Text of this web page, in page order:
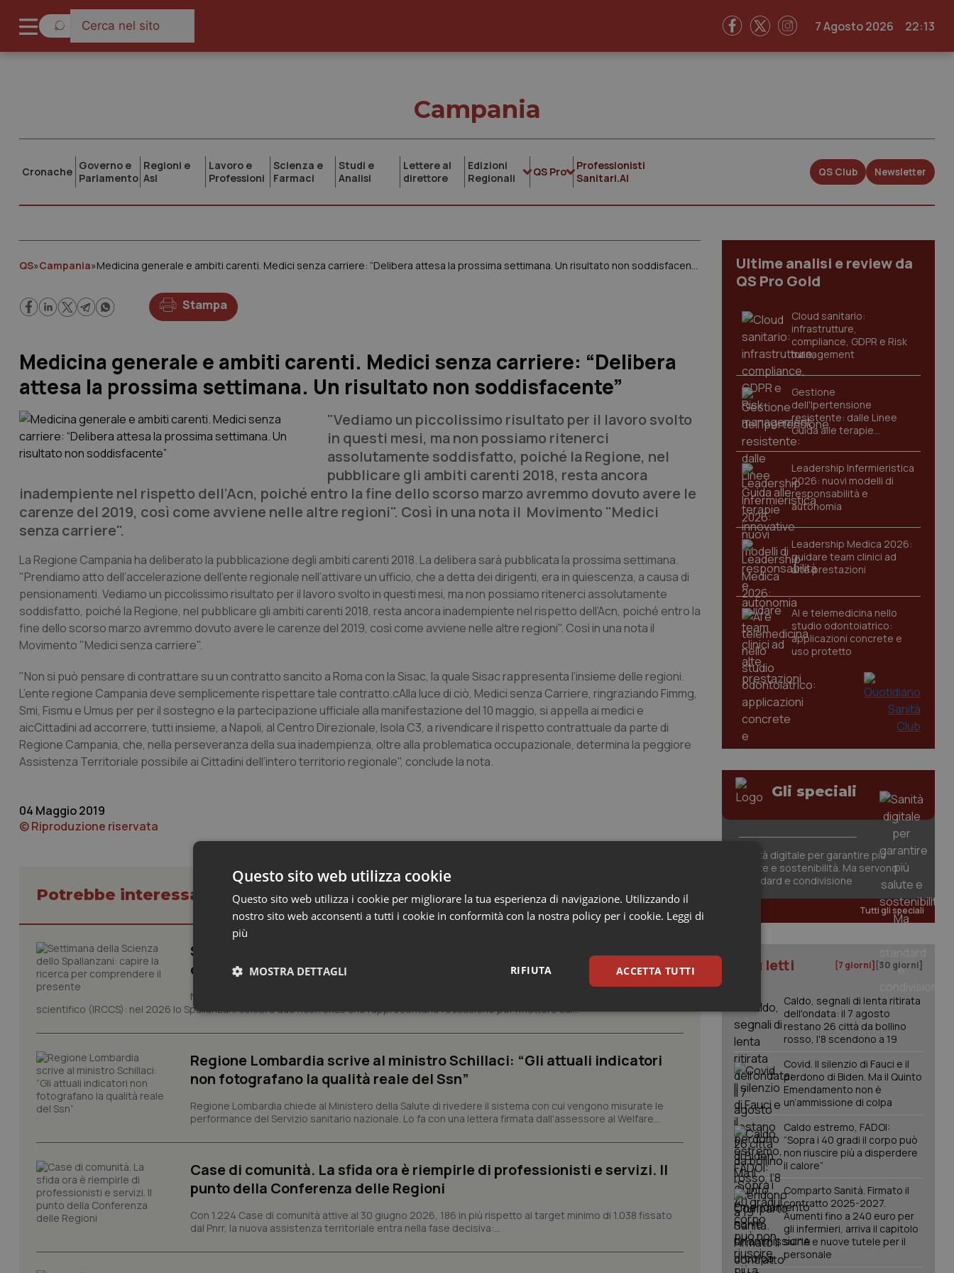
7 Agosto 2026 22:13
Campania
Cronache Governo e
Parlamento
Regioni e
Asl
Lavoro e
Professioni
Scienza e
Farmaci
Studi e
Analisi
Lettere al
direttore
Edizioni
Regionali
QS Pro
Professionisti
Sanitari.AI
QS Club Newsletter
QS»Campania» Medicina generale e ambiti carenti. Medici senza carriere: “Delibera attesa la prossima settimana. Un risultato non soddisfacente”
Stampa
Medicina generale e ambiti carenti. Medici senza carriere: “Delibera
attesa la prossima settimana. Un risultato non soddisfacente”
"Vediamo un piccolissimo risultato per il lavoro svolto
in questi mesi, ma non possiamo ritenerci
assolutamente soddisfatto, poiché la Regione, nel
pubblicare gli ambiti carenti 2018, resta ancora
inadempiente nel rispetto dell’Acn, poiché entro la fine dello scorso marzo avremmo dovuto avere le
carenze del 2019, così come avviene nelle altre regioni". Così in una nota il Movimento "Medici
senza carriere".
La Regione Campania ha deliberato la pubblicazione degli ambiti carenti 2018. La delibera sarà pubblicata la prossima settimana.
"Prendiamo atto dell’accelerazione dell’ente regionale nell’attivare un ufficio, che a detta dei dirigenti, era in quiescenza, a causa di
pensionamenti. Vediamo un piccolissimo risultato per il lavoro svolto in questi mesi, ma non possiamo ritenerci assolutamente
soddisfatto, poiché la Regione, nel pubblicare gli ambiti carenti 2018, resta ancora inadempiente nel rispetto dell’Acn, poiché entro la
fine dello scorso marzo avremmo dovuto avere le carenze del 2019, così come avviene nelle altre regioni". Così in una nota il
Movimento "Medici senza carriere".
"Non si può pensare di contrattare su un contratto sancito a Roma con la Sisac, la quale Sisac rappresenta l’insieme delle regioni.
L’ente regione Campania deve semplicemente rispettare tale contratto.cAlla luce di ciò, Medici senza Carriere, ringraziando Fimmg,
Smi, Fismu e Umus per per il sostegno e la partecipazione ufficiale alla manifestazione del 10 maggio, si appella ai medici e
aicCittadini ad accorrere, tutti insieme, a Napoli, al Centro Direzionale, Isola C3, a rivendicare il rispetto contrattuale da parte di
Regione Campania, che, nella perseveranza della sua inadempienza, oltre alla problematica occupazionale, determina la peggiore
Assistenza Territoriale possibile ai Cittadini dell’intero territorio regionale", conclude la nota.
04 Maggio 2019
© Riproduzione riservata
Potrebbe interessarti in Campania
Settimana della Scienza dello Spallanzani: capire la ricerca per
comprendere il presente
Novant'anni dalla fondazione e trent'anni dal riconoscimento come Istituto di ricovero e cura a carattere
scientifico (IRCCS): nel 2026 lo Spallanzani celebra due ricorrenze che rappresentano l'occasione per riflettere sul...
Regione Lombardia scrive al ministro Schillaci: “Gli attuali indicatori
non fotografano la qualità reale del Ssn”
Regione Lombardia chiede al Ministero della Salute di rivedere il sistema con cui vengono misurate le
performance del Servizio sanitario nazionale. Lo fa con una lettera firmata dall'assessore al Welfare...
Case di comunità. La sfida ora è riempirle di professionisti e servizi. Il
punto della Conferenza delle Regioni
Con 1.224 Case di comunità attive al 30 giugno 2026, 186 in più rispetto al target minimo di 1.038 fissato
dal Pnrr, la nuova assistenza territoriale entra nella fase decisiva:...
Ultime analisi e review da
QS Pro Gold
Cloud sanitario:
infrastrutture,
compliance, GDPR e Risk
management
Gestione
dell'Ipertensione
resistente: dalle Linee
Guida alle terapie
innovative
Leadership Infermieristica
2026: nuovi modelli di
responsabilità e
autonomia
Leadership Medica 2026:
guidare team clinici ad
alte prestazioni
AI e telemedicina nello
studio odontoiatrico:
applicazioni concrete e
uso protetto
Gli speciali
Sanità digitale per garantire più
salute e sostenibilità. Ma servono
standard e condivisione
Tutti gli speciali
I più letti [7 giorni] [30 giorni]
Caldo, segnali di lenta ritirata
dell'ondata: il 7 agosto
restano 26 città da bollino
rosso, l'8 scendono a 19
Covid. Il silenzio di Fauci e il
perdono di Biden. Ma il Quinto
Emendamento non è
un’ammissione di colpa
Caldo estremo, FADOI:
“Sopra i 40 gradi il corpo può
non riuscire più a disperdere
il calore”
Comparto Sanità. Firmato il
contratto 2025-2027.
Aumenti fino a 240 euro per
gli infermieri, arriva il capitolo
sull'IA e nuove tutele per il
personale
Questo sito web utilizza cookie
Questo sito web utilizza i cookie per migliorare la tua esperienza di navigazione. Utilizzando il
nostro sito web acconsenti a tutti i cookie in conformità con la nostra policy per i cookie. Leggi di
più
ACCETTA TUTTI
RIFIUTA
MOSTRA DETTAGLI
Necessari Statistici Marketing
Necessari Statistici Marketing
I cookie necessari contribuiscono a rendere fruibile il sito web abilitandone funzionalità di base quali la navigazione sulle pagine
Nome
Fornitore /Dominio Scadenza
Descrizione
VISITOR_PRIVACY_METADATA
YouTube
interazione con il sito. Registra i dati sul consenso
del visitatore riguardo a varie politiche e